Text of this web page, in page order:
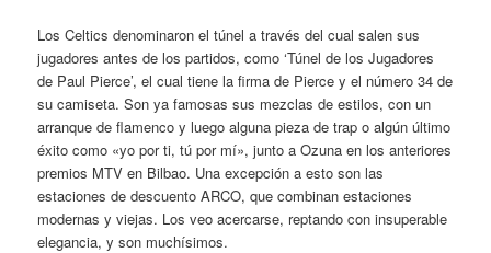
Los Celtics denominaron el túnel a través del cual salen sus
jugadores antes de los partidos, como ‘Túnel de los Jugadores
de Paul Pierce’, el cual tiene la firma de Pierce y el número 34 de
su camiseta. Son ya famosas sus mezclas de estilos, con un
arranque de flamenco y luego alguna pieza de trap o algún último
éxito como «yo por ti, tú por mí», junto a Ozuna en los anteriores
premios MTV en Bilbao. Una excepción a esto son las
estaciones de descuento ARCO, que combinan estaciones
modernas y viejas. Los veo acercarse, reptando con insuperable
elegancia, y son muchísimos.